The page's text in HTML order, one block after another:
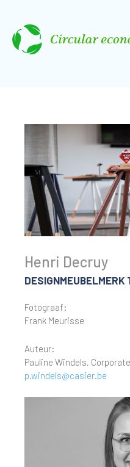
Henri Decruy
DESIGNMEUBELMERK
Fotograaf:
Frank Meurisse
Auteur:
Pauline Windels,
p.windels@casier.be